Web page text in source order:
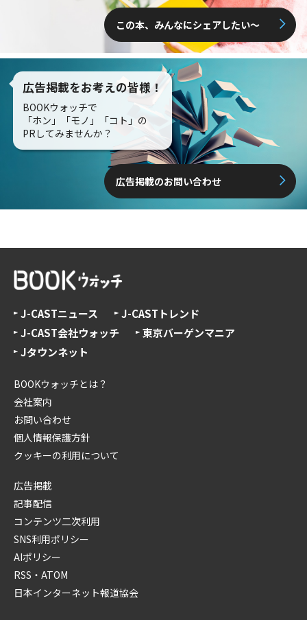
この本、みんなにシェアしたい〜
広告掲載をお考えの皆様！
BOOKウォッチで
「ホン」「モノ」「コト」の
PRしてみませんか？
広告掲載のお問い合わせ
J-CASTニュース
J-CASTトレンド
J-CAST会社ウォッチ
東京バーゲンマニア
Jタウンネット
BOOKウォッチとは？
会社案内
お問い合わせ
個人情報保護方針
クッキーの利用について
広告掲載
記事配信
コンテンツ二次利用
SNS利用ポリシー
AIポリシー
RSS・ATOM
日本インターネット報道協会